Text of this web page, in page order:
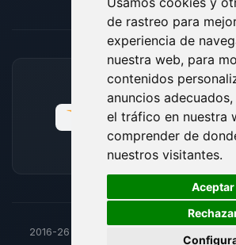
de rastreo para
experiencia de
nuestra web, para
contenidos
anuncios
el tráfico en nuestra
comprender de
nuestros visitantes.
Aceptar
MÉTODOS DE PAGO
2016-26